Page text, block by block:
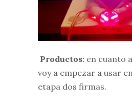
Productos: en cuanto
voy a empezar a usar
etapa dos firmas.